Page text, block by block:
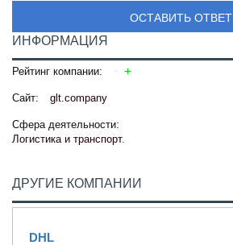
ОСТАВИТЬ ОТВЕТ
ИНФОРМАЦИЯ
Рейтинг компании:
Сайт: glt.company
Сфера деятельности:
Логистика и транспорт.
ДРУГИЕ КОМПАНИИ
DHL